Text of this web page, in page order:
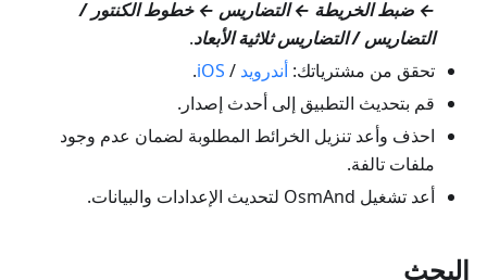
← ضبط الخريطة ← التضاريس ← خطوط الكنتور /
التضاريس / التضاريس ثلاثية الأبعاد.
تحقق من مشترياتك: أندرويد /
iOS
.
قم بتحديث التطبيق إلى أحدث إصدار.
احذف وأعد تنزيل الخرائط المطلوبة لضمان عدم وجود
ملفات تالفة.
أعد تشغيل OsmAnd لتحديث الإعدادات والبيانات.
البحث